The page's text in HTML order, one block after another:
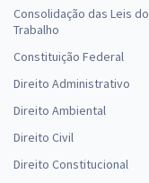
Consolidação das Leis do
Trabalho
Constituição Federal
Direito Administrativo
Direito Ambiental
Direito Civil
Direito Constitucional